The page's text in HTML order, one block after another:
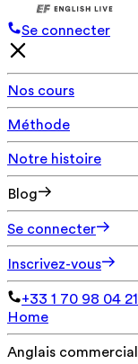
Se connecter
Nos cours
Méthode
Notre histoire
Blog
Se connecter
Inscrivez-vous
+33 1 70 98 04 21
Home
Anglais commercial